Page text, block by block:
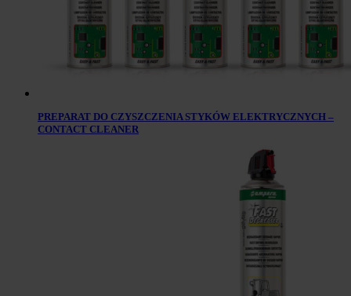
PREPARAT DO CZYSZCZENIA STYKÓW ELEKTRYCZNYCH –
CONTACT CLEANER